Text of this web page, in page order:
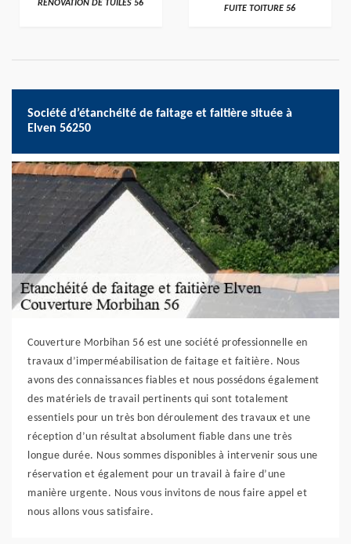
RÉNOVATION DE TUILES 56
FUITE TOITURE 56
Société d’étanchéité de faitage et faitière située à
Elven 56250
Couverture Morbihan 56 est une société professionnelle en
travaux d’imperméabilisation de faitage et faitière. Nous
avons des connaissances fiables et nous possédons également
des matériels de travail pertinents qui sont totalement
essentiels pour un très bon déroulement des travaux et une
réception d’un résultat absolument fiable dans une très
longue durée. Nous sommes disponibles à intervenir sous une
réservation et également pour un travail à faire d’une
manière urgente. Nous vous invitons de nous faire appel et
nous allons vous satisfaire.